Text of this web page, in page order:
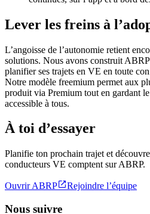
Lever les freins à
L’angoisse de l’autonomie retient
solutions. Nous avons construit
planifier ses trajets en VE en toute
Notre modèle freemium permet aux
produit via Premium tout en gardant
accessible à tous.
À toi d’essayer
Planifie ton prochain trajet et
conducteurs VE comptent sur ABRP.
Ouvrir ABRPRejoindre l’équipe
Nous suivre